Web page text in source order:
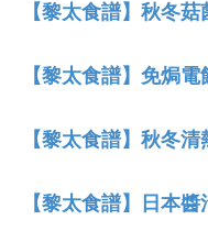
【黎太食譜】秋冬
【黎太食譜】免焗
【黎太食譜】秋冬
【黎太食譜】日本